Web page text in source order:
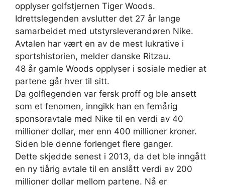
opplyser golfstjernen Tiger Woods.
Idrettslegenden avslutter det 27 år lange
samarbeidet med utstyrsleverandøren Nike.
Avtalen har vært en av de mest lukrative i
sportshistorien, melder danske Ritzau.
48 år gamle Woods opplyser i sosiale medier at
partene går hver til sitt.
Da golflegenden var fersk proff og ble ansett
som et fenomen, inngikk han en femårig
sponsoravtale med Nike til en verdi av 40
millioner dollar, mer enn 400 millioner kroner.
Siden ble denne forlenget flere ganger.
Dette skjedde senest i 2013, da det ble inngått
en ny tiårig avtale til en anslått verdi av 200
millioner dollar mellom partene. Nå er